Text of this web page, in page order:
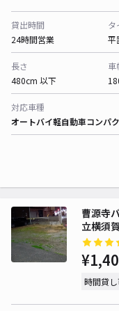
貸出時間
24時間営業
タ
平
長さ
480cm 以下
車
対応車種
オートバイ軽自動車コンパ
曹源寺
立横須
時間貸